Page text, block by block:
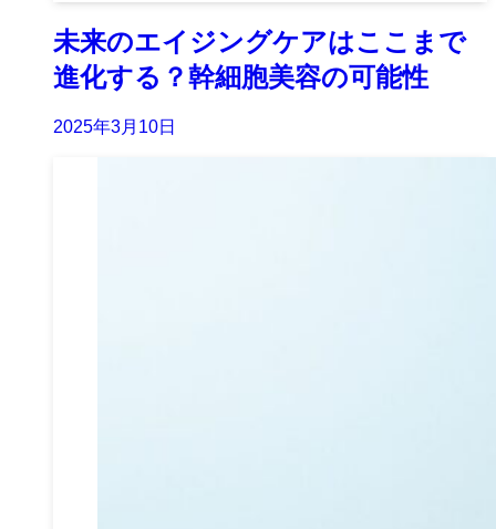
未来のエイジングケアはここまで
進化する？幹細胞美容の可能性
2025年3月10日